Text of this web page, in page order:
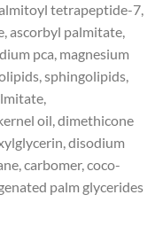
tetrapeptide-7,
ascorbyl palmitate,
pca, magnesium
sphingolipids,
oil, dimethicone
disodium
carbomer, coco-
palm glycerides